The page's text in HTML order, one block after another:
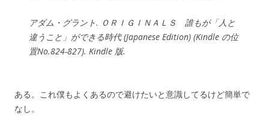
アダム・グラント. ＯＲＩＧＩＮＡＬＳ 誰もが「人と
違うこと」ができる時代 (Japanese Edition) (Kindle の位
置No.824-827). Kindle 版.
ある。これ僕もよくあるので避けたいと意識してるけど簡単で
なし。